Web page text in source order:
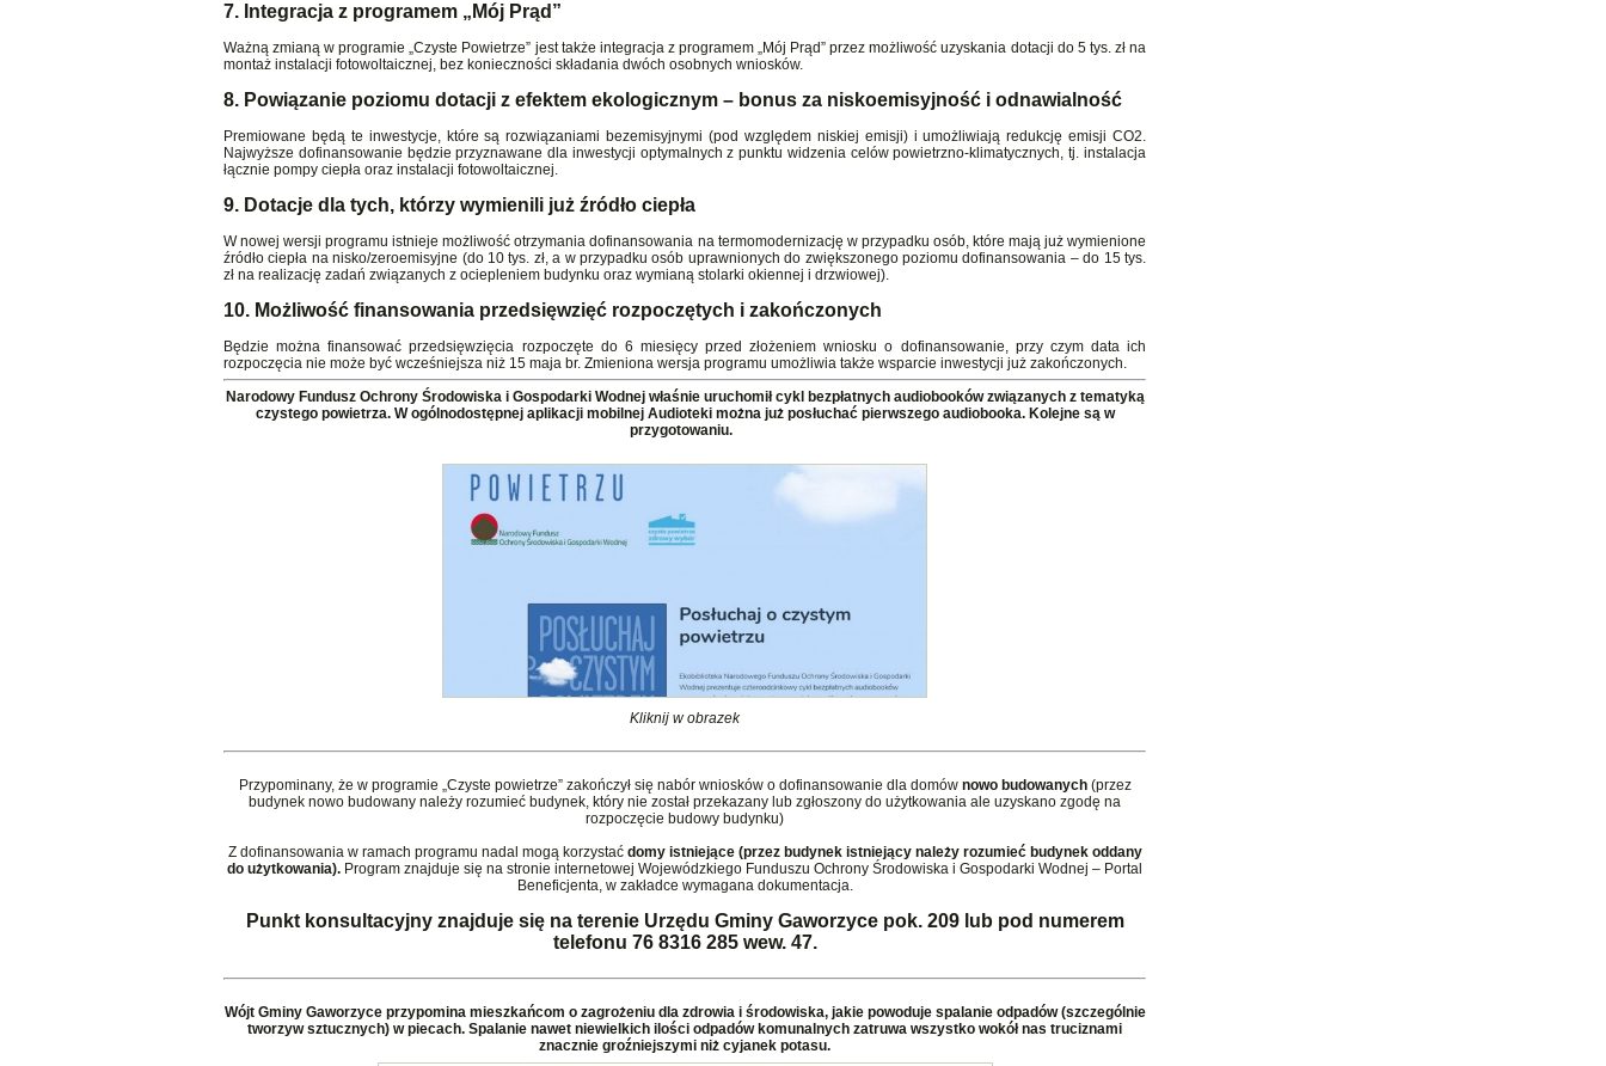
7. Integracja z programem „Mój Prąd”
Ważną zmianą w programie „Czyste Powietrze” jest także integracja z programem „Mój Prąd” przez możliwość uzyskania dotacji do 5 tys. zł na
montaż instalacji fotowoltaicznej, bez konieczności składania dwóch osobnych wniosków.
8. Powiązanie poziomu dotacji z efektem ekologicznym – bonus za niskoemisyjność i odnawialność
Premiowane będą te inwestycje, które są rozwiązaniami bezemisyjnymi (pod względem niskiej emisji) i umożliwiają redukcję emisji CO2.
Najwyższe dofinansowanie będzie przyznawane dla inwestycji optymalnych z punktu widzenia celów powietrzno-klimatycznych, tj. instalacja
łącznie pompy ciepła oraz instalacji fotowoltaicznej.
9. Dotacje dla tych, którzy wymienili już źródło ciepła
W nowej wersji programu istnieje możliwość otrzymania dofinansowania na termomodernizację w przypadku osób, które mają już wymienione
źródło ciepła na nisko/zeroemisyjne (do 10 tys. zł, a w przypadku osób uprawnionych do zwiększonego poziomu dofinansowania – do 15 tys.
zł na realizację zadań związanych z ociepleniem budynku oraz wymianą stolarki okiennej i drzwiowej).
10. Możliwość finansowania przedsięwzięć rozpoczętych i zakończonych
Będzie można finansować przedsięwzięcia rozpoczęte do 6 miesięcy przed złożeniem wniosku o dofinansowanie, przy czym data ich
rozpoczęcia nie może być wcześniejsza niż 15 maja br. Zmieniona wersja programu umożliwia także wsparcie inwestycji już zakończonych.
Narodowy Fundusz Ochrony Środowiska i Gospodarki Wodnej właśnie uruchomił cykl bezpłatnych audiobooków związanych z tematyką
czystego powietrza. W ogólnodostępnej aplikacji mobilnej Audioteki można już posłuchać pierwszego audiobooka. Kolejne są w
przygotowaniu.
Kliknij w obrazek
Przypominany, że w programie „Czyste powietrze” zakończył się nabór wniosków o dofinansowanie dla domów nowo budowanych (przez
budynek nowo budowany należy rozumieć budynek, który nie został przekazany lub zgłoszony do użytkowania ale uzyskano zgodę na
rozpoczęcie budowy budynku)
Z dofinansowania w ramach programu nadal mogą korzystać domy istniejące (przez budynek istniejący należy rozumieć budynek oddany
do użytkowania). Program znajduje się na stronie internetowej Wojewódzkiego Funduszu Ochrony Środowiska i Gospodarki Wodnej – Portal
Beneficjenta, w zakładce wymagana dokumentacja.
Punkt konsultacyjny znajduje się na terenie Urzędu Gminy Gaworzyce pok. 209 lub pod numerem
telefonu 76 8316 285 wew. 47.
Wójt Gminy Gaworzyce przypomina mieszkańcom o zagrożeniu dla zdrowia i środowiska, jakie powoduje spalanie odpadów (szczególnie
tworzyw sztucznych) w piecach. Spalanie nawet niewielkich ilości odpadów komunalnych zatruwa wszystko wokół nas truciznami
znacznie groźniejszymi niż cyjanek potasu.